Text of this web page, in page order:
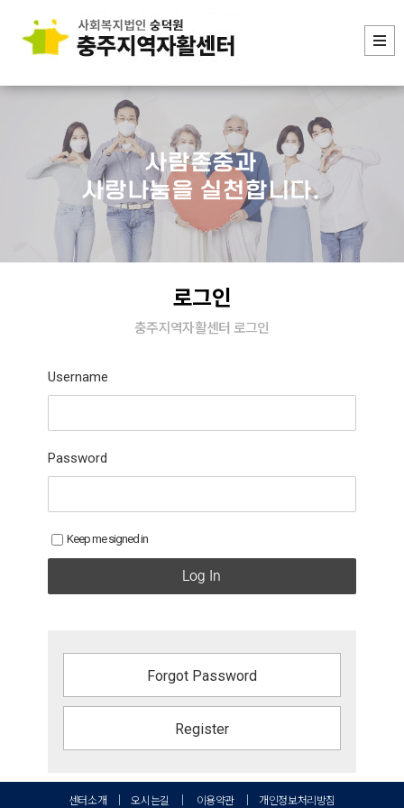
사람존중과
사랑나눔을 실천합니다.
로그인
충주지역자활센터 로그인
Username
Password
Keep me signed in
Log In
Forgot Password
Register
센터소개 ｜오시는길 ｜ 이용약관 ｜개인정보처리방침